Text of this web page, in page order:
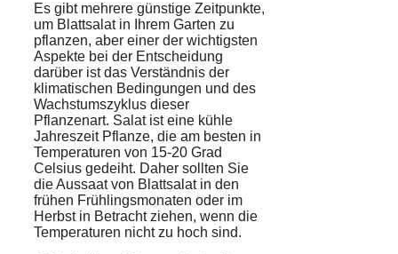
Es gibt mehrere günstige Zeitpunkte,
um Blattsalat in Ihrem Garten zu
pflanzen, aber einer der wichtigsten
Aspekte bei der Entscheidung
darüber ist das Verständnis der
klimatischen Bedingungen und des
Wachstumszyklus dieser
Pflanzenart. Salat ist eine kühle
Jahreszeit Pflanze, die am besten in
Temperaturen von 15-20 Grad
Celsius gedeiht. Daher sollten Sie
die Aussaat von Blattsalat in den
frühen Frühlingsmonaten oder im
Herbst in Betracht ziehen, wenn die
Temperaturen nicht zu hoch sind.